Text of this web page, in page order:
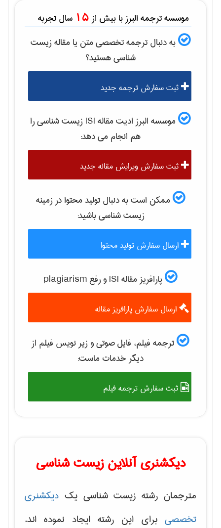
موسسه ترجمه البرز با بیش از 15 سال تجربه
به دنبال ترجمه تخصصی متن یا مقالهزيست
شناسیهستید؟
ثبت سفارش ترجمه جدید
موسسه البرز ادیت مقاله ISI زيست شناسیرا
هم انجام می دهد:
ثبت سفارش ویرایش مقاله جدید
ممکن است به دنبال تولید محتوا در زمینه
زيست شناسیباشید:
ارسال سفارش تولید محتوا
پارافریز مقاله ISI و رفع plagiarism
ارسال سفارش پارافریز مقاله
ترجمه فیلم، فایل صوتی و زیر نویس فیلم از
دیگر خدمات ماست:
ثبت سفارش ترجمه فیلم
دیکشنری آنلاین زیست شناسی
مترجمان رشته زیست شناسی یک دیکشنری
تخصصی برای این رشته ایجاد نموده اند.